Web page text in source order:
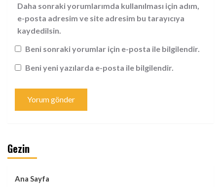
Daha sonraki yorumlarımda kullanılması için adım,
e-posta adresim ve site adresim bu tarayıcıya
kaydedilsin.
Beni sonraki yorumlar için e-posta ile bilgilendir.
Beni yeni yazılarda e-posta ile bilgilendir.
Gezin
Ana Sayfa